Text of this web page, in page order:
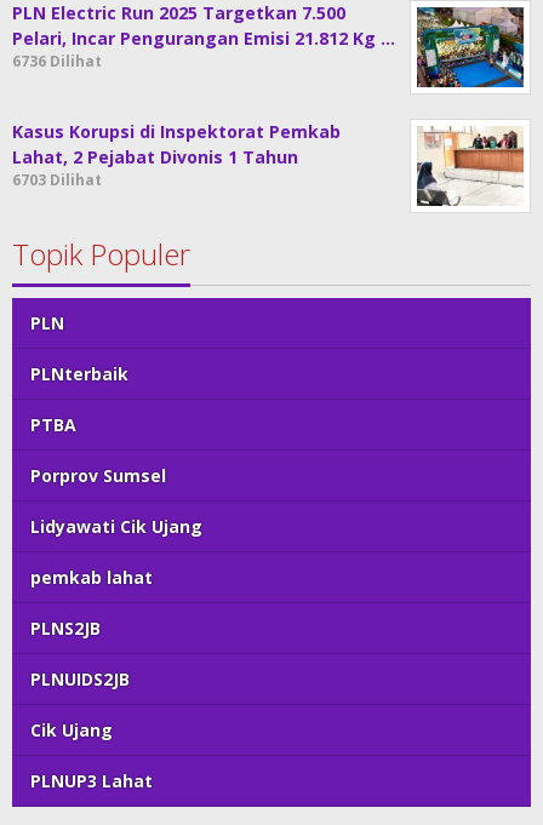
PLN Electric Run 2025 Targetkan 7.500
Pelari, Incar Pengurangan Emisi 21.812 Kg …
6736 Dilihat
Kasus Korupsi di Inspektorat Pemkab
Lahat, 2 Pejabat Divonis 1 Tahun
6703 Dilihat
Topik Populer
PLN
PLNterbaik
PTBA
Porprov Sumsel
Lidyawati Cik Ujang
pemkab lahat
PLNS2JB
PLNUIDS2JB
Cik Ujang
PLNUP3 Lahat